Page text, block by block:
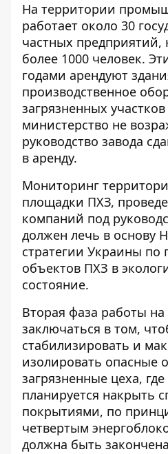
На территории
работает около 30
частных
более 1000 человек.
годами арендуют
производственное
загрязненных
министерство не
руководство завода
в аренду.
Мониторинг
площадки ПХЗ,
компаний под
должен лечь в основу
стратегии Украины по
объектов ПХЗ в
состояние.
Вторая фаза работы
заключаться в том,
стабилизировать и
изолировать опасные
загрязненные цеха,
планируется накрыть
покрытиями, по
четвертым
должна быть